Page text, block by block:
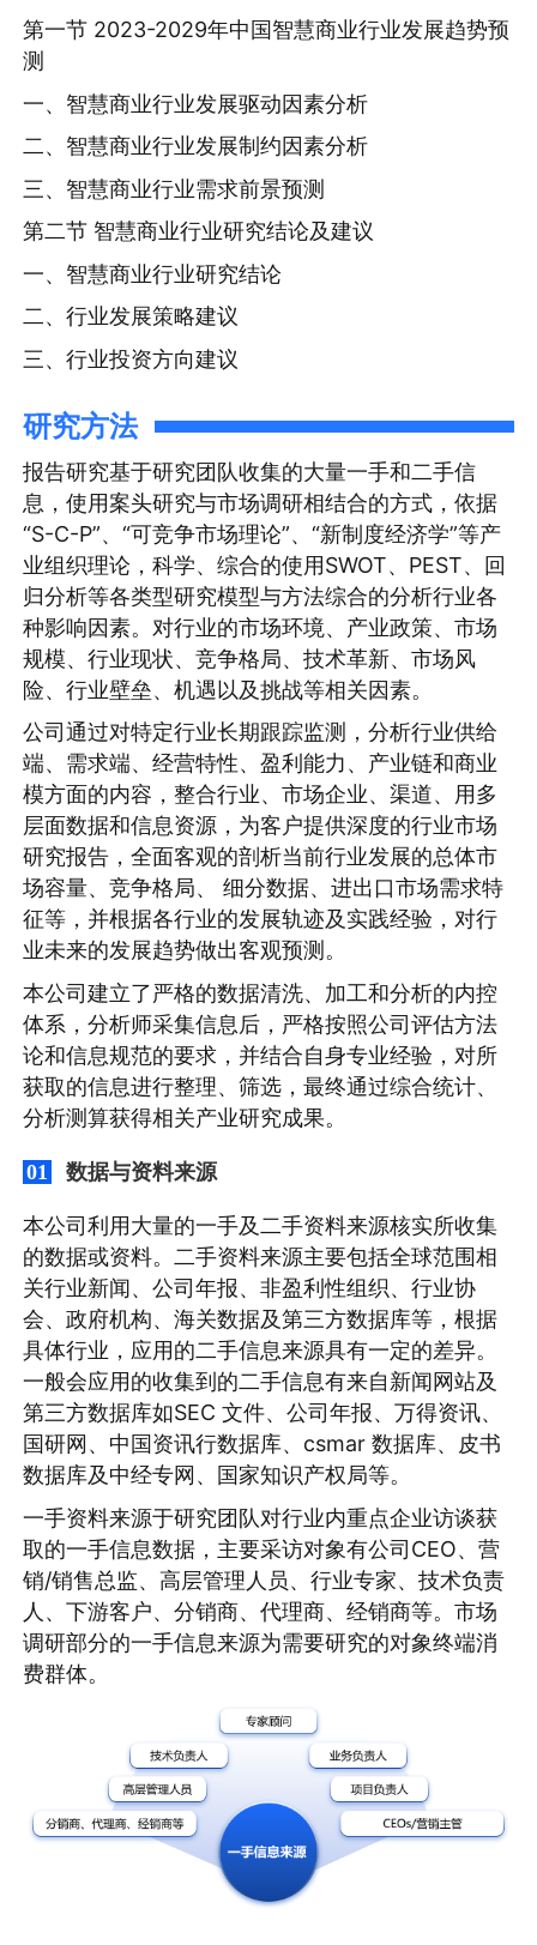
第一节 2023-2029年中国智慧商业行业发展趋势预
测
一、智慧商业行业发展驱动因素分析
二、智慧商业行业发展制约因素分析
三、智慧商业行业需求前景预测
第二节 智慧商业行业研究结论及建议
一、智慧商业行业研究结论
二、行业发展策略建议
三、行业投资方向建议
研究方法
报告研究基于研究团队收集的大量一手和二手信
息，使用案头研究与市场调研相结合的方式，依据
“S-C-P”、“可竞争市场理论”、“新制度经济学”等产
业组织理论，科学、综合的使用SWOT、PEST、回
归分析等各类型研究模型与方法综合的分析行业各
种影响因素。对行业的市场环境、产业政策、市场
规模、行业现状、竞争格局、技术革新、市场风
险、行业壁垒、机遇以及挑战等相关因素。
公司通过对特定行业长期跟踪监测，分析行业供给
端、需求端、经营特性、盈利能力、产业链和商业
模方面的内容，整合行业、市场企业、渠道、用多
层面数据和信息资源，为客户提供深度的行业市场
研究报告，全面客观的剖析当前行业发展的总体市
场容量、竞争格局、 细分数据、进出口市场需求特
征等，并根据各行业的发展轨迹及实践经验，对行
业未来的发展趋势做出客观预测。
本公司建立了严格的数据清洗、加工和分析的内控
体系，分析师采集信息后，严格按照公司评估方法
论和信息规范的要求，并结合自身专业经验，对所
获取的信息进行整理、筛选，最终通过综合统计、
分析测算获得相关产业研究成果。
01 数据与资料来源
本公司利用大量的一手及二手资料来源核实所收集
的数据或资料。二手资料来源主要包括全球范围相
关行业新闻、公司年报、非盈利性组织、行业协
会、政府机构、海关数据及第三方数据库等，根据
具体行业，应用的二手信息来源具有一定的差异。
一般会应用的收集到的二手信息有来自新闻网站及
第三方数据库如SEC 文件、公司年报、万得资讯、
国研网、中国资讯行数据库、csmar 数据库、皮书
数据库及中经专网、国家知识产权局等。
一手资料来源于研究团队对行业内重点企业访谈获
取的一手信息数据，主要采访对象有公司CEO、营
销/销售总监、高层管理人员、行业专家、技术负责
人、下游客户、分销商、代理商、经销商等。市场
调研部分的一手信息来源为需要研究的对象终端消
费群体。